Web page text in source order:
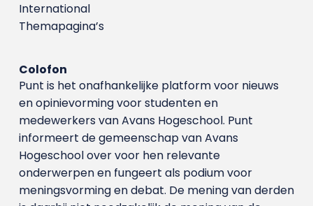
International
Themapagina’s
Colofon
Punt is het onafhankelijke platform voor nieuws
en opinievorming voor studenten en
medewerkers van Avans Hoge­school. Punt
informeert de gemeenschap van Avans
Hogeschool over voor hen relevante
onderwerpen en fungeert als podium voor
meningsvorming en debat. De mening van derden